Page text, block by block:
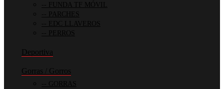
FUNDA TF MÓVIL
PARCHES
EDC LLAVEROS
PERROS
Deportiva
Gorras / Gorros
GORRAS